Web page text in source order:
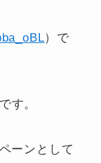
）で
す。
ーンとして